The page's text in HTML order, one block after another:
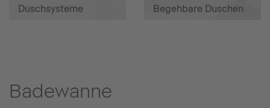
Duschsysteme Begehbare Duschen
Badewanne